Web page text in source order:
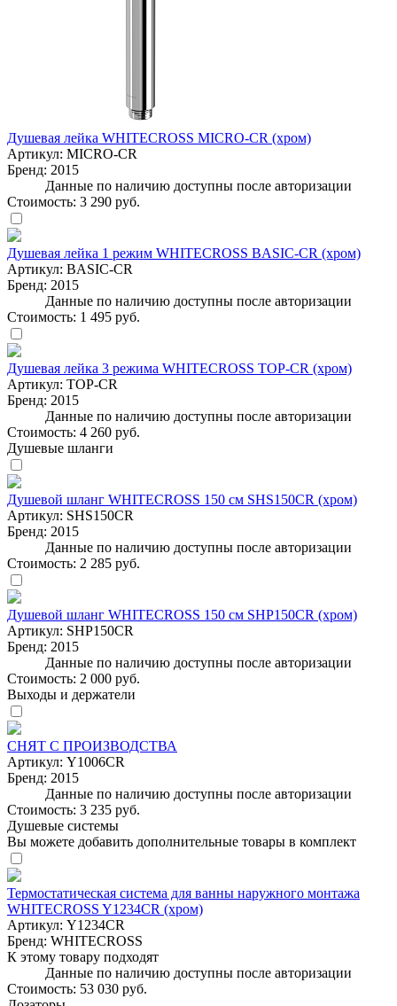
Душевая лейка WHITECROSS MICRO-CR (хром)
Артикул: MICRO-CR
Бренд: 2015
Данные по наличию доступны после авторизации
Стоимость: 3 290 руб.
Душевая лейка 1 режим WHITECROSS BASIC-CR (хром)
Артикул: BASIC-CR
Бренд: 2015
Данные по наличию доступны после авторизации
Стоимость: 1 495 руб.
Душевая лейка 3 режима WHITECROSS TOP-CR (хром)
Артикул: TOP-CR
Бренд: 2015
Данные по наличию доступны после авторизации
Стоимость: 4 260 руб.
Душевые шланги
Душевой шланг WHITECROSS 150 см SHS150CR (хром)
Артикул: SHS150CR
Бренд: 2015
Данные по наличию доступны после авторизации
Стоимость: 2 285 руб.
Душевой шланг WHITECROSS 150 см SHP150CR (хром)
Артикул: SHP150CR
Бренд: 2015
Данные по наличию доступны после авторизации
Стоимость: 2 000 руб.
Выходы и держатели
СНЯТ С ПРОИЗВОДСТВА
Артикул: Y1006CR
Бренд: 2015
Данные по наличию доступны после авторизации
Стоимость: 3 235 руб.
Душевые системы
Вы можете добавить дополнительные товары в комплект
Термостатическая система для ванны наружного монтажа
WHITECROSS Y1234CR (хром)
Артикул: Y1234CR
Бренд: WHITECROSS
К этому товару подходят
Данные по наличию доступны после авторизации
Стоимость: 53 030 руб.